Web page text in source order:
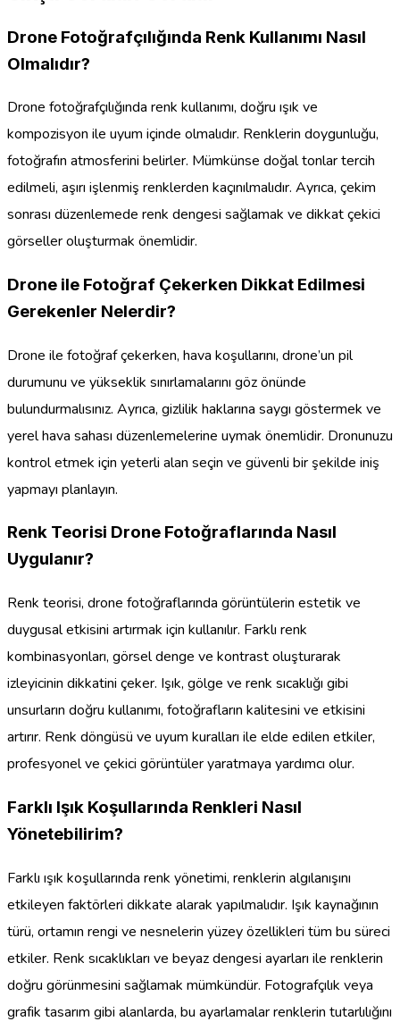
Drone Fotoğrafçılığında Renk Kullanımı Nasıl
Olmalıdır?
Drone fotoğrafçılığında renk kullanımı, doğru ışık ve
kompozisyon ile uyum içinde olmalıdır. Renklerin doygunluğu,
fotoğrafın atmosferini belirler. Mümkünse doğal tonlar tercih
edilmeli, aşırı işlenmiş renklerden kaçınılmalıdır. Ayrıca, çekim
sonrası düzenlemede renk dengesi sağlamak ve dikkat çekici
görseller oluşturmak önemlidir.
Drone ile Fotoğraf Çekerken Dikkat Edilmesi
Gerekenler Nelerdir?
Drone ile fotoğraf çekerken, hava koşullarını, drone’un pil
durumunu ve yükseklik sınırlamalarını göz önünde
bulundurmalısınız. Ayrıca, gizlilik haklarına saygı göstermek ve
yerel hava sahası düzenlemelerine uymak önemlidir. Dronunuzu
kontrol etmek için yeterli alan seçin ve güvenli bir şekilde iniş
yapmayı planlayın.
Renk Teorisi Drone Fotoğraflarında Nasıl
Uygulanır?
Renk teorisi, drone fotoğraflarında görüntülerin estetik ve
duygusal etkisini artırmak için kullanılır. Farklı renk
kombinasyonları, görsel denge ve kontrast oluşturarak
izleyicinin dikkatini çeker. Işık, gölge ve renk sıcaklığı gibi
unsurların doğru kullanımı, fotoğrafların kalitesini ve etkisini
artırır. Renk döngüsü ve uyum kuralları ile elde edilen etkiler,
profesyonel ve çekici görüntüler yaratmaya yardımcı olur.
Farklı Işık Koşullarında Renkleri Nasıl
Yönetebilirim?
Farklı ışık koşullarında renk yönetimi, renklerin algılanışını
etkileyen faktörleri dikkate alarak yapılmalıdır. Işık kaynağının
türü, ortamın rengi ve nesnelerin yüzey özellikleri tüm bu süreci
etkiler. Renk sıcaklıkları ve beyaz dengesi ayarları ile renklerin
doğru görünmesini sağlamak mümkündür. Fotografçılık veya
grafik tasarım gibi alanlarda, bu ayarlamalar renklerin tutarlılığını